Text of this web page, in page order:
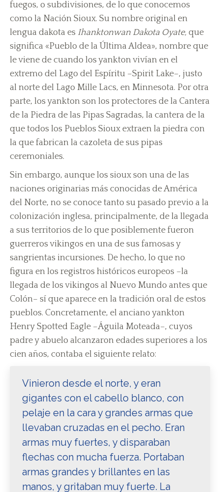
fuegos, o subdivisiones, de lo que conocemos
como la Nación Sioux. Su nombre original en
lengua dakota es Ihanktonwan Dakota Oyate, que
significa «Pueblo de la Última Aldea», nombre que
le viene de cuando los yankton vivían en el
extremo del Lago del Espíritu –Spirit Lake–, justo
al norte del Lago Mille Lacs, en Minnesota. Por otra
parte, los yankton son los protectores de la Cantera
de la Piedra de las Pipas Sagradas, la cantera de la
que todos los Pueblos Sioux extraen la piedra con
la que fabrican la cazoleta de sus pipas
ceremoniales.
Sin embargo, aunque los sioux son una de las
naciones originarias más conocidas de América
del Norte, no se conoce tanto su pasado previo a la
colonización inglesa, principalmente, de la llegada
a sus territorios de lo que posiblemente fueron
guerreros vikingos en una de sus famosas y
sangrientas incursiones. De hecho, lo que no
figura en los registros históricos europeos –la
llegada de los vikingos al Nuevo Mundo antes que
Colón– sí que aparece en la tradición oral de estos
pueblos. Concretamente, el anciano yankton
Henry Spotted Eagle –Águila Moteada–, cuyos
padre y abuelo alcanzaron edades superiores a los
cien años, contaba el siguiente relato:
Vinieron desde el norte, y eran
gigantes con el cabello blanco, con
pelaje en la cara y grandes armas que
llevaban cruzadas en el pecho. Eran
armas muy fuertes, y disparaban
flechas con mucha fuerza. Portaban
armas grandes y brillantes en las
manos, y gritaban muy fuerte. La